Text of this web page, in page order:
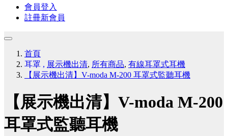
會員登入
註冊新會員
首頁
耳罩 , 展示機出清, 所有商品, 有線耳罩式耳機
【展示機出清】V-moda M-200 耳罩式監聽耳機
【展示機出清】V-moda M-200
耳罩式監聽耳機